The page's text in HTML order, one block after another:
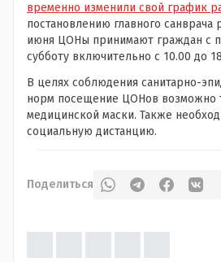
временно изменили свой график
постановлению главного
июня ЦОНы принимают граждан с
субботу включительно с 10.00 до
В целях соблюдения санитарно-
норм посещение ЦОНов возможно
медицинской маски. Также
социальную дистанцию.
Поделиться